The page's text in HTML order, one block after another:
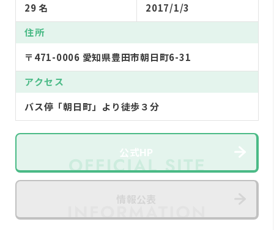
29 名
2017/1/3
住所
〒471-0006 愛知県豊田市朝日町6-31
アクセス
バス停「朝日町」より徒歩３分
公式HP